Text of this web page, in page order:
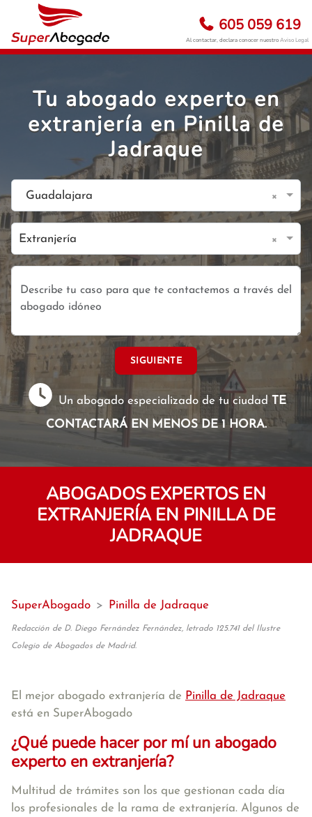
605 059 619
Al contactar, declara conocer nuestroAviso Legal
Tu abogado experto en
extranjería en Pinilla de
Jadraque
Guadalajara ×
Extranjería ×
SIGUIENTE
Un abogado especializado de tu ciudad TE
CONTACTARÁ EN MENOS DE 1 HORA.
ABOGADOS EXPERTOS EN
EXTRANJERÍA EN PINILLA DE
JADRAQUE
SuperAbogado > Pinilla de Jadraque
Redacción de D. Diego Fernández Fernández, letrado 125.741 del Ilustre
Colegio de Abogados de Madrid.
El mejor abogado extranjería de Pinilla de Jadraque
está en SuperAbogado
¿Qué puede hacer por mí un abogado
experto en extranjería?
Multitud de trámites son los que gestionan cada día
los profesionales de la rama de extranjería. Algunos de